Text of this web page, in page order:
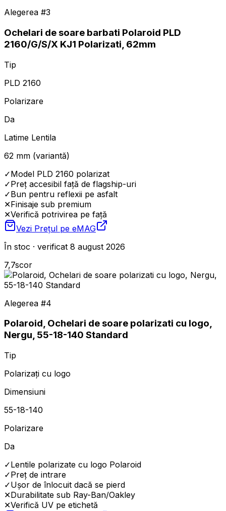
Alegerea #3
Ochelari de soare barbati Polaroid PLD
2160/G/S/X KJ1 Polarizati, 62mm
Tip
PLD 2160
Polarizare
Da
Latime Lentila
62 mm (variantă)
✓Model PLD 2160 polarizat
✓Preț accesibil față de flagship-uri
✓Bun pentru reflexii pe asfalt
✕Finisaje sub premium
✕Verifică potrivirea pe față
Vezi Prețul pe eMAG
În stoc · verificat 8 august 2026
7,7scor
Alegerea #4
Polaroid, Ochelari de soare polarizati cu logo,
Nergu, 55-18-140 Standard
Tip
Polarizați cu logo
Dimensiuni
55-18-140
Polarizare
Da
✓Lentile polarizate cu logo Polaroid
✓Preț de intrare
✓Ușor de înlocuit dacă se pierd
✕Durabilitate sub Ray-Ban/Oakley
✕Verifică UV pe etichetă